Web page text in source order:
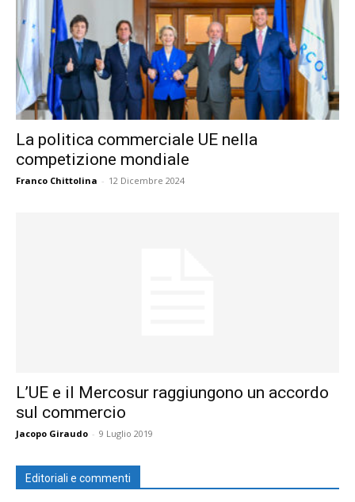
La politica commerciale UE nella
competizione mondiale
Franco Chittolina - 12 Dicembre 2024
L’UE e il Mercosur raggiungono un accordo
sul commercio
Jacopo Giraudo - 9 Luglio 2019
Editoriali e commenti